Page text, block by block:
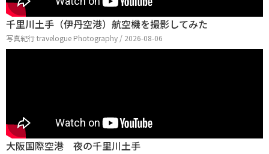
千里川土手（伊丹空港）航空機を撮影してみた
写真紀行 travelogue Photography / 2026-08-06
大阪国際空港 夜の千里川土手